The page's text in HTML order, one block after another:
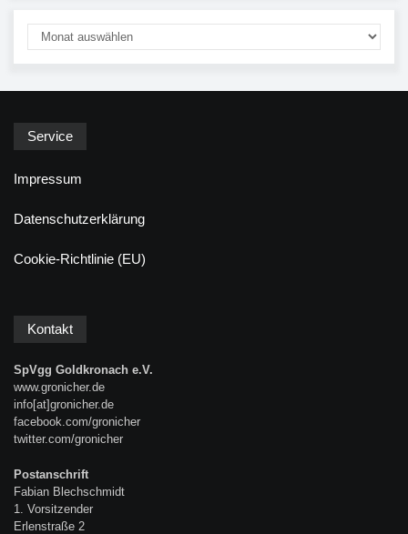
Service
Impressum
Datenschutzerklärung
Cookie-Richtlinie (EU)
Kontakt
SpVgg Goldkronach e.V.
www.gronicher.de
info[at]gronicher.de
facebook.com/gronicher
twitter.com/gronicher
Postanschrift
Fabian Blechschmidt
1. Vorsitzender
Erlenstraße 2